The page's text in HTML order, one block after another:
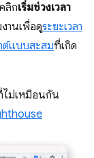
ลิกเริ่มช่วงเวลา
านเพื่อดูระยะเวลา
ต์แบบสะสมที่เกิด
ไม่เหมือนกัน